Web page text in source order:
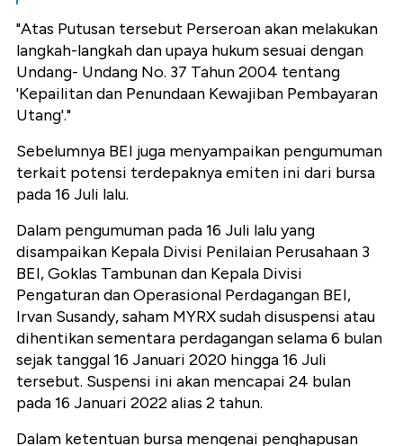
"Atas Putusan tersebut Perseroan akan melakukan
langkah-langkah dan upaya hukum sesuai dengan
Undang- Undang No. 37 Tahun 2004 tentang
'Kepailitan dan Penundaan Kewajiban Pembayaran
Utang'."
Sebelumnya BEI juga menyampaikan pengumuman
terkait potensi terdepaknya emiten ini dari bursa
pada 16 Juli lalu.
Dalam pengumuman pada 16 Juli lalu yang
disampaikan Kepala Divisi Penilaian Perusahaan 3
BEI, Goklas Tambunan dan Kepala Divisi
Pengaturan dan Operasional Perdagangan BEI,
Irvan Susandy, saham MYRX sudah disuspensi atau
dihentikan sementara perdagangan selama 6 bulan
sejak tanggal 16 Januari 2020 hingga 16 Juli
tersebut. Suspensi ini akan mencapai 24 bulan
pada 16 Januari 2022 alias 2 tahun.
Dalam ketentuan bursa mengenai penghapusan